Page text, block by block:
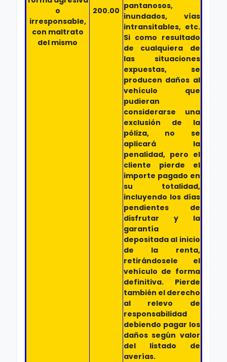
o
irresponsable,
con maltrato
del mismo
200.00 pantanosos,
inundados, vías
intransitables, etc.
Si como resultado
de cualquiera de
las situaciones
expuestas, se
producen daños al
vehículo que
pudieran
considerarse una
exclusión de la
póliza, no se
aplicará la
penalidad, pero el
cliente pierde el
importe pagado en
su totalidad,
incluyendo los días
pendientes de
disfrutar y la
garantía
depositada al inicio
de la renta,
retirándosele el
vehículo de forma
definitiva. Pierde
también el derecho
al relevo de
responsabilidad
debiendo pagar los
daños según valor
del listado de
averías.